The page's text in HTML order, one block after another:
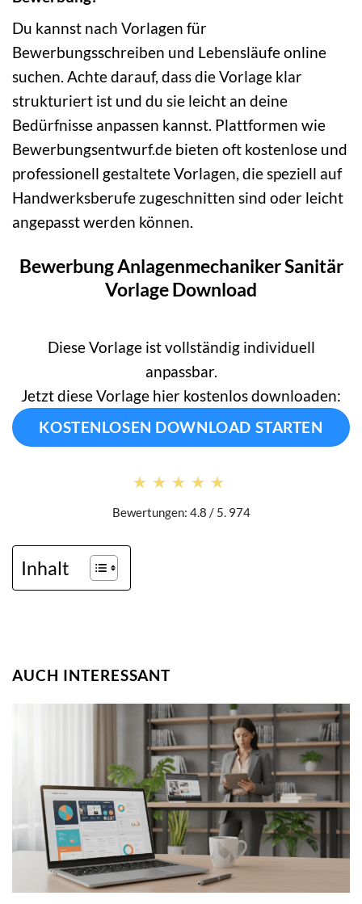
Du kannst nach Vorlagen für
Bewerbungsschreiben und Lebensläufe online
suchen. Achte darauf, dass die Vorlage klar
strukturiert ist und du sie leicht an deine
Bedürfnisse anpassen kannst. Plattformen wie
Bewerbungsentwurf.de bieten oft kostenlose und
professionell gestaltete Vorlagen, die speziell auf
Handwerksberufe zugeschnitten sind oder leicht
angepasst werden können.
Bewerbung Anlagenmechaniker Sanitär
Vorlage Download
Diese Vorlage ist vollständig individuell
anpassbar.
Jetzt diese Vorlage hier kostenlos downloaden:
KOSTENLOSEN DOWNLOAD STARTEN
★★★★★
★★★★★
Bewertungen: 4.8 / 5. 974
Inhalt
AUCH INTERESSANT